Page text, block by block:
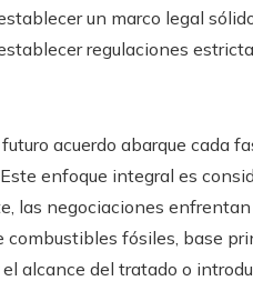
un marco legal
regulaciones
acuerdo abarque cada
enfoque integral es
las negociaciones
fósiles, base
alcance del tratado o